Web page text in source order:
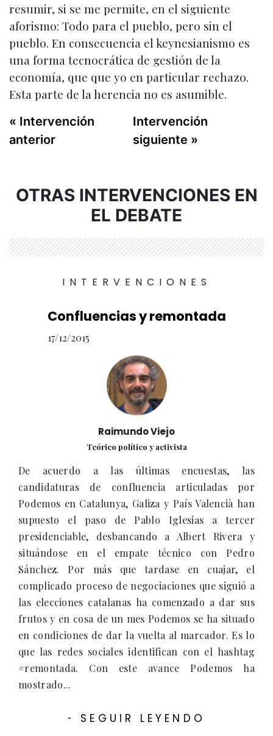
resumir, si se me permite, en el siguiente
aforismo: Todo para el pueblo, pero sin el
pueblo. En consecuencia el keynesianismo es
una forma tecnocrática de gestión de la
economía, que que yo en particular rechazo.
Esta parte de la herencia no es asumible.
« Intervención
anterior
Intervención
siguiente »
OTRAS INTERVENCIONES EN
EL DEBATE
INTERVENCIONES
Confluencias y remontada
17/12/2015
Raimundo Viejo
Teórico político y activista
De acuerdo a las últimas encuestas, las
candidaturas de confluencia articuladas por
Podemos en Catalunya, Galiza y País Valencià han
supuesto el paso de Pablo Iglesias a tercer
presidenciable, desbancando a Albert Rivera y
situándose en el empate técnico con Pedro
Sánchez. Por más que tardase en cuajar, el
complicado proceso de negociaciones que siguió a
las elecciones catalanas ha comenzado a dar sus
frutos y en cosa de un mes Podemos se ha situado
en condiciones de dar la vuelta al marcador. Es lo
que las redes sociales identifican con el hashtag
#remontada. Con este avance Podemos ha
mostrado...
- SEGUIR LEYENDO